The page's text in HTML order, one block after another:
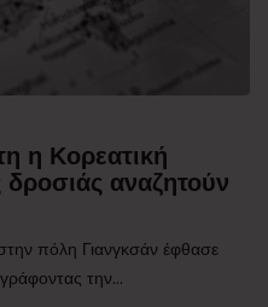
η Κορεατική
αναζητούν
πόλη Γιανγκσάν έφθασε
την...